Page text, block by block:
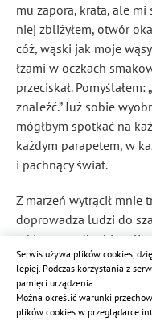
mu zapora, krata, ale mi
niej zbliżyłem, otwór
cóż, wąski jak moje
łzami w oczkach
przeciskał. Pomyślałem:
znaleźć.” Już sobie
mógłbym spotkać na
każdym parapetem, w
i pachnący świat.
Z marzeń wytrącił mnie
doprowadza ludzi do
takim wypadku biegali
jak… nie wiem co, i wtedy
tylko jej przepiękny,
rozdwojony ogonek.
uderzających o burty.
Serwis używa plików cookies,
lepiej. Podczas korzystania z
pamięci urządzenia.
Można określić warunki
plików cookies w przeglądarce